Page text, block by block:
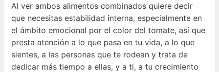
Al ver ambos alimentos combinados quiere decir
que necesitas estabilidad interna, especialmente en
el ámbito emocional por el color del tomate, así que
presta atención a lo que pasa en tu vida, a lo que
sientes, a las personas que te rodean y trata de
dedicar más tiempo a ellas, y a ti, a tu crecimiento